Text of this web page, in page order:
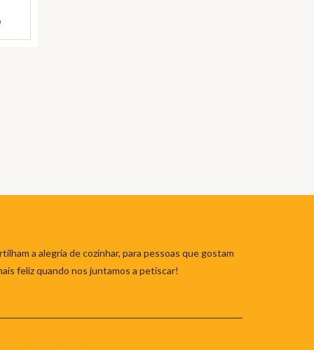
a alegria de cozinhar, para pessoas que gostam
feliz quando nos juntamos a petiscar!